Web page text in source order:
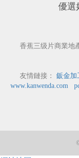
優選
香蕉三级片商業地產
友情鏈接： 鈑金加
www.kanwenda.com